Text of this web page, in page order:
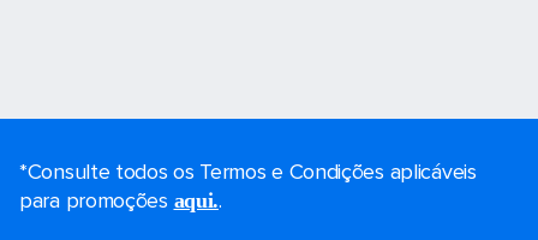
*Consulte todos os Termos e Condições aplicáveis ​​
para promoções aqui..